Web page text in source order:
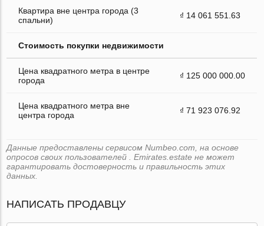
Квартира вне центра города (3
спальни)
₫ 14 061 551.63
Стоимость покупки недвижимости
Цена квадратного метра в центре
города
₫ 125 000 000.00
Цена квадратного метра вне
центра города
₫ 71 923 076.92
Данные предоставлены сервисом Numbeo.com, на основе
опросов своих пользователей . Emirates.estate не может
гарантировать достоверность и правильность этих
данных.
НАПИСАТЬ ПРОДАВЦУ